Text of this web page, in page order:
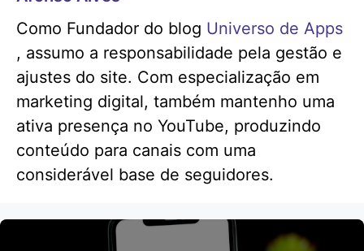
Como Fundador do blog Universo de Apps
, assumo a responsabilidade pela gestão e
ajustes do site. Com especialização em
marketing digital, também mantenho uma
ativa presença no YouTube, produzindo
conteúdo para canais com uma
considerável base de seguidores.